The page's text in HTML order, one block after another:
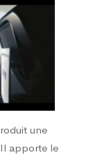
une
apporte le